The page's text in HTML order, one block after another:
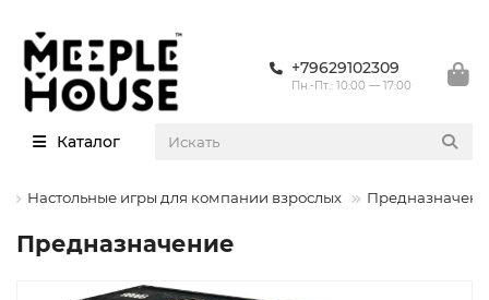
+79629102309
Пн.-Пт.: 10:00 — 17:00
Каталог
Настольные игры для компании взрослых
Предназначение